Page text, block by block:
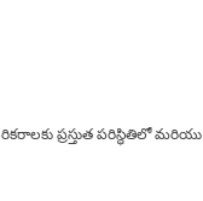
ప్రస్తుత పరిస్థితిలో మరియు